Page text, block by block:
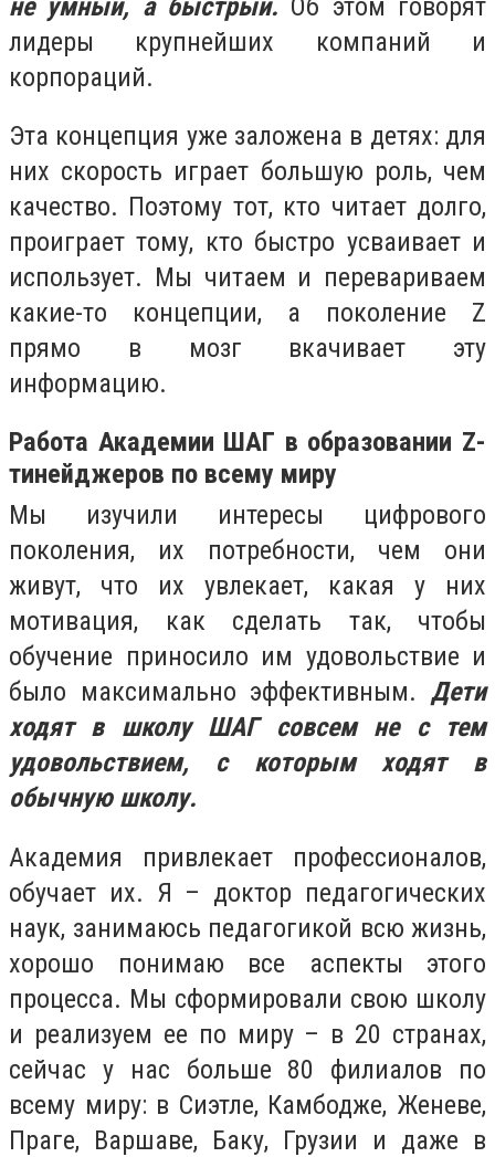
не умный, а быстрый. Об этом говорят
лидеры крупнейших компаний и
корпораций.
Эта концепция уже заложена в детях: для
них скорость играет большую роль, чем
качество. Поэтому тот, кто читает долго,
проиграет тому, кто быстро усваивает и
использует. Мы читаем и перевариваем
какие-то концепции, а поколение Z
прямо в мозг вкачивает эту
информацию.
Работа Академии ШАГ в образовании Z-
тинейджеров по всему миру
Мы изучили интересы цифрового
поколения, их потребности, чем они
живут, что их увлекает, какая у них
мотивация, как сделать так, чтобы
обучение приносило им удовольствие и
было максимально эффективным. Дети
ходят в школу ШАГ совсем не с тем
удовольствием, с которым ходят в
обычную школу.
Академия привлекает профессионалов,
обучает их. Я – доктор педагогических
наук, занимаюсь педагогикой всю жизнь,
хорошо понимаю все аспекты этого
процесса. Мы сформировали свою школу
и реализуем ее по миру – в 20 странах,
сейчас у нас больше 80 филиалов по
всему миру: в Сиэтле, Камбодже, Женеве,
Праге, Варшаве, Баку, Грузии и даже в